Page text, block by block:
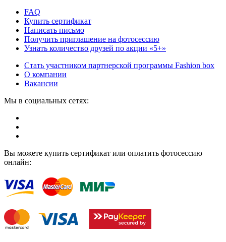
FAQ
Купить сертификат
Написать письмо
Получить приглашение на фотосессию
Узнать количество друзей по акции «5+»
Стать участником партнерской программы Fashion box
О компании
Вакансии
Мы в социальных сетях:
Вы можете купить сертификат или оплатить фотосессию
онлайн: